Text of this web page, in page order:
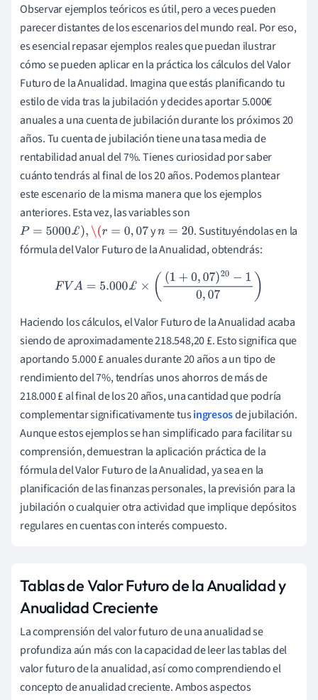
Observar ejemplos teóricos es útil, pero a veces pueden
parecer distantes de los escenarios del mundo real. Por eso,
es esencial repasar ejemplos reales que puedan ilustrar
cómo se pueden aplicar en la práctica los cálculos del Valor
Futuro de la Anualidad. Imagina que estás planificando tu
estilo de vida tras la jubilación y decides aportar 5.000€
anuales a una cuenta de jubilación durante los próximos 20
años. Tu cuenta de jubilación tiene una tasa media de
rentabilidad anual del 7%. Tienes curiosidad por saber
cuánto tendrás al final de los 20 años. Podemos plantear
este escenario de la misma manera que los ejemplos
anteriores. Esta vez, las variables son
P= 5000£),\(r=0, 07 yn=20
. Sustituyéndolas en la
fórmula del Valor Futuro de la Anualidad, obtendrás:
A=5.000£ × ( 1+ 0,07)20−10,07)
Haciendo los cálculos, el Valor Futuro de la Anualidad acaba
siendo de aproximadamente 218.548,20 £. Esto significa que
aportando 5.000 £ anuales durante 20 años a un tipo de
rendimiento del 7%, tendrías unos ahorros de más de
218.000 £ al final de los 20 años, una cantidad que podría
complementar significativamente tusingresosde jubilación.
Aunque estos ejemplos se han simplificado para facilitar su
comprensión, demuestran la aplicación práctica de la
fórmula del Valor Futuro de la Anualidad, ya sea en la
planificación de las finanzas personales, la previsión para la
jubilación o cualquier otra actividad que implique depósitos
regulares en cuentas con interés compuesto.
Tablas de Valor Futuro de la Anualidad y
Anualidad Creciente
La comprensión del valor futuro de una anualidad se
profundiza aún más con la capacidad de leer las tablas del
valor futuro de la anualidad, así como comprendiendo el
concepto de anualidad creciente. Ambos aspectos